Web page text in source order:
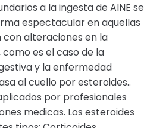
a la ingesta de AINE se
espectacular en aquellas
alteraciones en la
es el caso de la
y la enfermedad
al cuello por esteroides..
por profesionales
medicas. Los esteroides